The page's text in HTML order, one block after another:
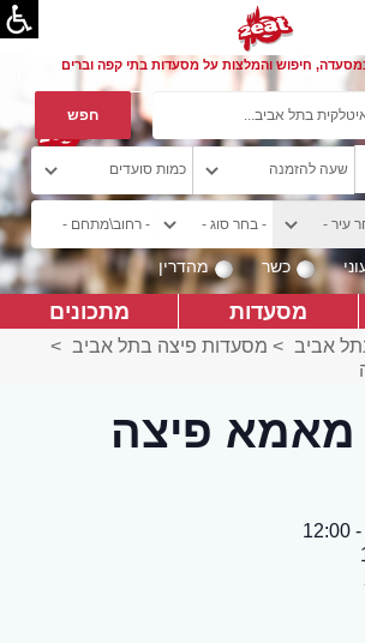
חיפוש והמלצות על מסעדות בתי קפה וברים
כשר מהדרין
מסעדות מתכונים
אביב > מסעדות פיצה בתל אביב >
פיצה